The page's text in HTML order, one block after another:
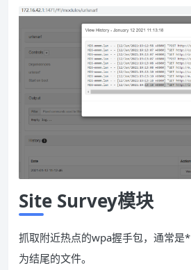
Site Survey模块
抓取附近热点的wpa握手包，通常是
为结尾的文件。